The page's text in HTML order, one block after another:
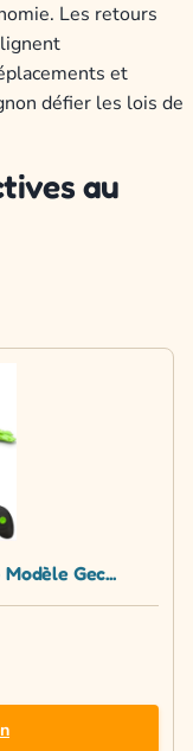
Les retours
et
défier les lois de
au
Gec...